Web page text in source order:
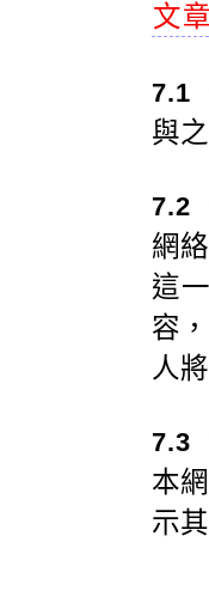
文
7.1
與
7.2
網
這
容
人
7.3
本
示